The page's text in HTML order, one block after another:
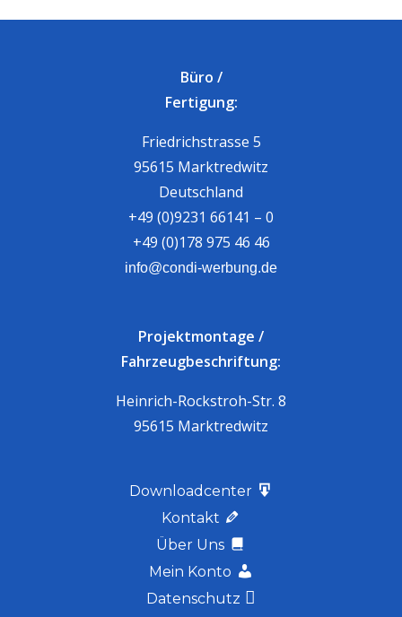
Büro /
Fertigung:
Friedrichstrasse 5
95615 Marktredwitz
Deutschland
+49 (0)9231 66141 – 0
+49 (0)178 975 46 46
info@condi-werbung.de
Projektmontage /
Fahrzeugbeschriftung:
Heinrich-Rockstroh-Str. 8
95615 Marktredwitz
Downloadcenter
Kontakt
Über Uns
Mein Konto
Datenschutz